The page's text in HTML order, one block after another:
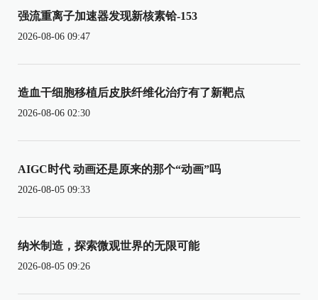
强流重离子加速器发现新核素铪-153
2026-08-06 09:47
造血干细胞移植后皮肤纤维化治疗有了新靶点
2026-08-06 02:30
AIGC时代 动画还是原来的那个“动画”吗
2026-08-05 09:33
纳米制造，探索微观世界的无限可能
2026-08-05 09:26